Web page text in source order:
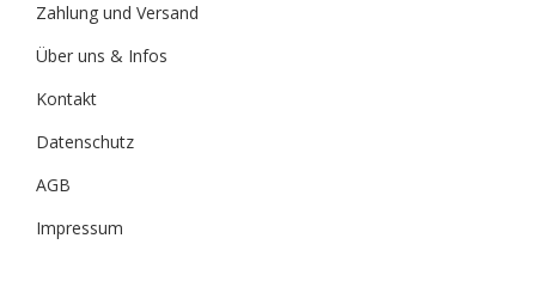
Zahlung und Versand
Über uns & Infos
Kontakt
Datenschutz
AGB
Impressum